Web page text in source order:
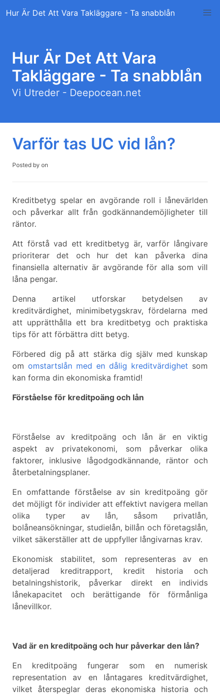
toHur Är Det Att Vara Takläggare - Ta snabblån
Hur Är Det Att Vara
Takläggare - Ta snabblån
Vi Utreder - Deepocean.net
Varför tas UC vid lån?
Posted by on
Kreditbetyg spelar en avgörande roll i lånevärlden
och påverkar allt från godkännandemöjligheter till
räntor.
Att förstå vad ett kreditbetyg är, varför långivare
prioriterar det och hur det kan påverka dina
finansiella alternativ är avgörande för alla som vill
låna pengar.
Denna artikel utforskar betydelsen av
kreditvärdighet, minimibetygskrav, fördelarna med
att upprätthålla ett bra kreditbetyg och praktiska
tips för att förbättra ditt betyg.
Förbered dig på att stärka dig själv med kunskap
om omstartslån med en dålig kreditvärdighet som
kan forma din ekonomiska framtid!
Förståelse för kreditpoäng och lån
Förståelse av kreditpoäng och lån är en viktig
aspekt av privatekonomi, som påverkar olika
faktorer, inklusive lågodgodkännande, räntor och
återbetalningsplaner.
En omfattande förståelse av sin kreditpoäng gör
det möjligt för individer att effektivt navigera mellan
olika typer av lån, såsom privatlån,
bolåneansökningar, studielån, billån och företagslån,
vilket säkerställer att de uppfyller långivarnas krav.
Ekonomisk stabilitet, som representeras av en
detaljerad kreditrapport, kredit historia och
betalningshistorik, påverkar direkt en individs
lånekapacitet och berättigande för förmånliga
lånevillkor.
Vad är en kreditpoäng och hur påverkar den lån?
En kreditpoäng fungerar som en numerisk
representation av en låntagares kreditvärdighet,
vilket återspeglar deras ekonomiska historia och